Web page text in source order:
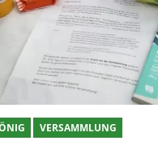
VERSAMMLUNG